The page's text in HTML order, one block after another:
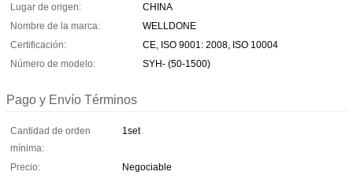
Lugar de origen:
CHINA
Nombre de la marca:
WELLDONE
Certificación:
CE, ISO 9001: 2008, ISO 10004
Número de modelo:
SYH- (50-1500)
Pago y Envío Términos
Cantidad de orden
mínima:
1set
Precio:
Negociable